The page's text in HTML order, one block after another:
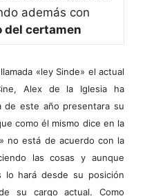
además con
del certamen
«ley Sinde» el actual
Alex de la Iglesia ha
de este año presentara su
como él mismo dice en la
no está de acuerdo con la
las cosas y aunque
lo hará desde su posición
su cargo actual. Como